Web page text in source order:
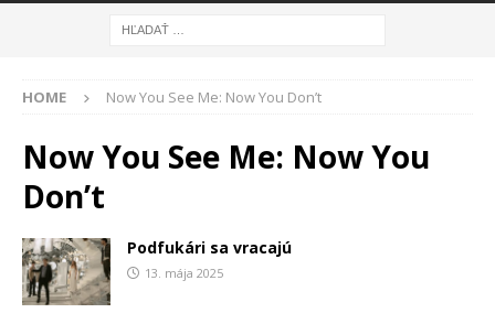
HOME Now You See Me: Now You Don’t
Now You See Me: Now You
Don’t
Podfukári sa vracajú
13. mája 2025